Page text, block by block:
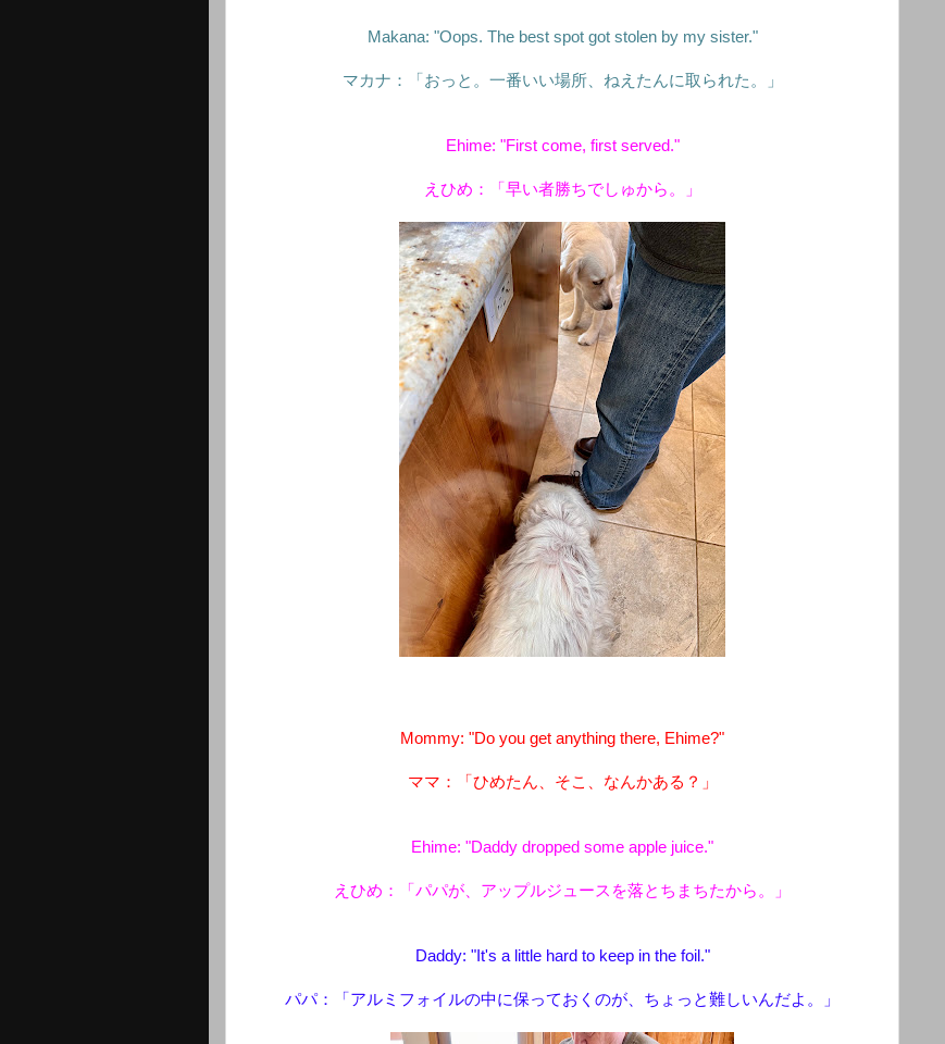
Makana: "Oops. The best spot got stolen by my sister."
マカナ：「おっと。一番いい場所、ねえたんに取られた。」
Ehime: "First come, first served."
えひめ：「早い者勝ちでしゅから。」
Mommy: "Do you get anything there, Ehime?"
ママ：「ひめたん、そこ、なんかある？」
Ehime: "Daddy dropped some apple juice."
えひめ：「パパが、アップルジュースを落とちまちたから。」
Daddy: "It's a little hard to keep in the foil."
パパ：「アルミフォイルの中に保っておくのが、ちょっと難しいんだよ。」